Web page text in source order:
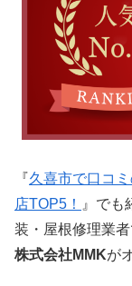
『久喜市で口コ
店TOP5！
』でも
装・屋根修理業
株式会社MMKが